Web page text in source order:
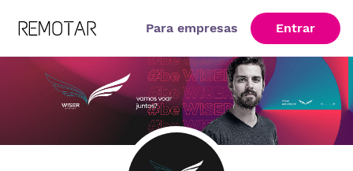
Para empresas Entrar